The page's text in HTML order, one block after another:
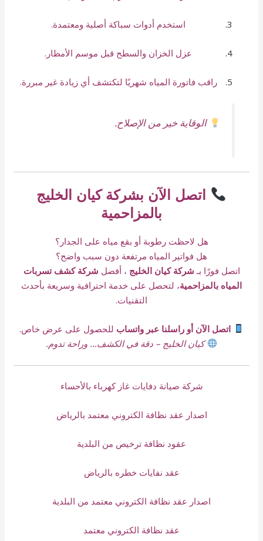
استخدم أدوات سباكة أصلية ومعتمدة.
عزل الخزان والسطح قبل موسم الأمطار.
راقب فاتورة المياه شهريًا لتكتشف أي زيادة غير مبررة.
الوقاية خير من الإصلاح.
اتصل الآن بشركة كيان الخليج
بالمزاحمية
هل لاحظت رطوبة أو بقع مياه على الجدار؟
هل فواتير المياه مرتفعة دون سبب واضح؟
اتصل فورًا بـ شركة كيان الخليج ، أفضل شركة كشف تسربات
المياه بالمزاحمية، لتحصل على خدمة احترافية وسريعة بأحدث
التقنيات.
اتصل الآن أو راسلنا عبر واتساب للحصول على عرض خاص.
كيان الخليج – دقة في الكشف… وراحة تدوم.
شركة صيانة دفايات غاز كهرباء بالأحساء
اصدار عقد نظافة الكتروني معتمد بالرياض
عقود نظافة ترخيص من البلدية
عقد نفايات خطره بالرياض
اصدار عقد نظافة الكتروني معتمد من البلدية
عقد نظافة الكتروني معتمد